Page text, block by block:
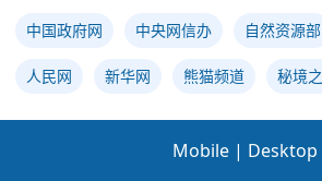
中国政府网 中央网信办 自然资源部
人民网 新华网 熊猫频道 秘境
Mobile | Desktop